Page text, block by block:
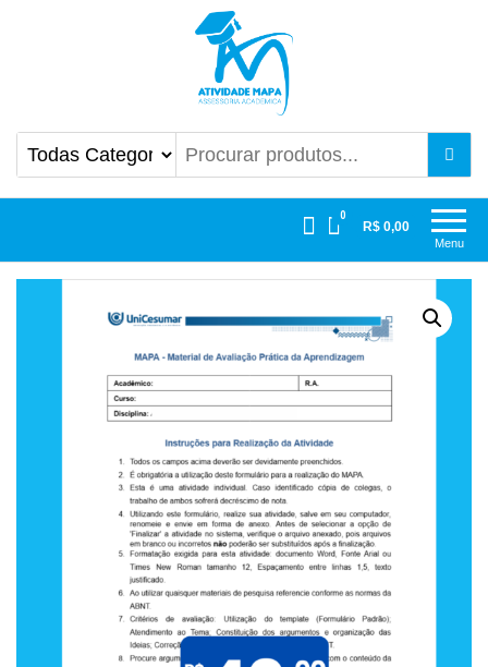
Atividade Mapa Mapa UniCesumar
Menu
0
R$ 0,00